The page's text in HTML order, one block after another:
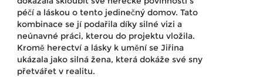
péčí a láskou o tento jedinečný domov. Tato
kombinace se jí podařila díky silné vizi a
neúnavné práci, kterou do projektu vložila.
Kromě herectví a lásky k umění se Jiřina
ukázala jako silná žena, která dokáže své sny
přetvářet v realitu.